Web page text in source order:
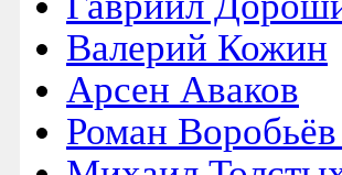
Валерий Кожин
Арсен Аваков
Роман